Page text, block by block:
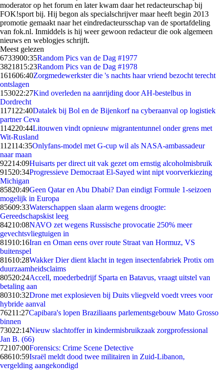
moderator op het forum en later kwam daar het redacteurschap bij
FOK!sport bij. Hij begon als specialschrijver maar heeft begin 2013
promotie gemaakt naar het eindredacteursschap van de sportafdeling
van fok.nl. Inmiddels is hij weer gewoon redacteur die ook algemeen
nieuws en weblogjes schrijft.
Meest gelezen
6733900:35Random Pics van de Dag #1977
3821815:23Random Pics van de Dag #1978
161606:40Zorgmedewerkster die 's nachts haar vriend bezocht terecht
ontslagen
153022:27Kind overleden na aanrijding door AH-bestelbus in
Dordrecht
1171 22:40Datalek bij Bol en de Bijenkorf na cyberaanval op logistiek
partner Ceva
114220:44Litouwen vindt opnieuw migrantentunnel onder grens met
Wit-Rusland
112114:35Onlyfans-model met G-cup wil als NASA-ambassadeur
naar maan
92214:09Huisarts per direct uit vak gezet om ernstig alcoholmisbruik
91520:34Progressieve Democraat El-Sayed wint nipt voorverkiezing
Michigan
85820:49Geen Qatar en Abu Dhabi? Dan eindigt Formule 1-seizoen
mogelijk in Europa
85609:33Waterschappen slaan alarm wegens droogte:
Gereedschapskist leeg
84210:08NAVO zet wegens Russische provocatie 250% meer
gevechtsvliegtuigen in
81910:16Iran en Oman eens over route Straat van Hormuz, VS
buitenspel
81610:28Wakker Dier dient klacht in tegen insectenfabriek Protix om
duurzaamheidsclaims
80520:24Accell, moederbedrijf Sparta en Batavus, vraagt uitstel van
betaling aan
80310:32Drone met explosieven bij Duits vliegveld voedt vrees voor
hybride aanval
76211:27Capibara's lopen Braziliaans parlementsgebouw Mato Grosso
binnen
73022:14Nieuw slachtoffer in kindermisbruikzaak zorgprofessional
Jan B. (66)
72107:00Forensics: Crime Scene Detective
68610:59Israël meldt dood twee militairen in Zuid-Libanon,
vergelding aangekondigd